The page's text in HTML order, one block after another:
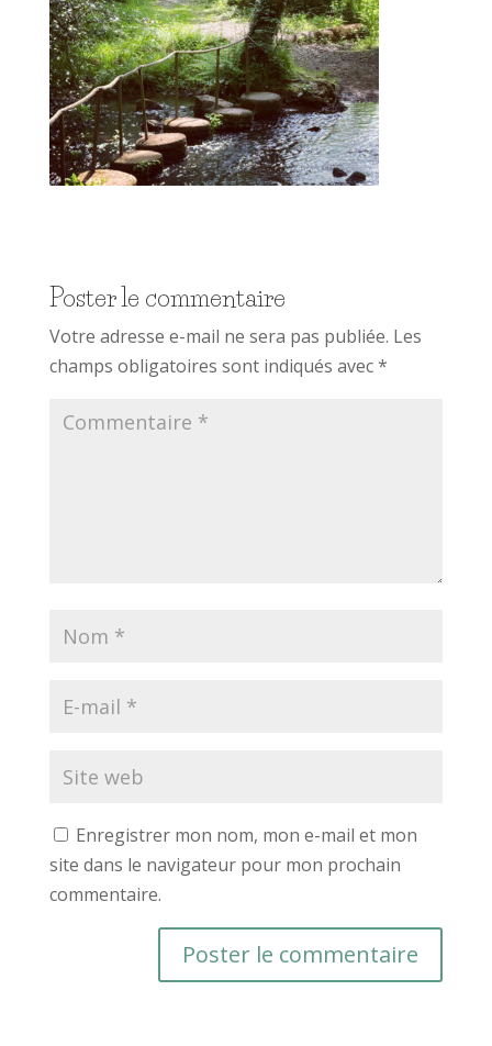
Poster le commentaire
Votre adresse e-mail ne sera pas publiée. Les
champs obligatoires sont indiqués avec*
Enregistrer mon nom, mon e-mail et mon
site dans le navigateur pour mon prochain
commentaire.